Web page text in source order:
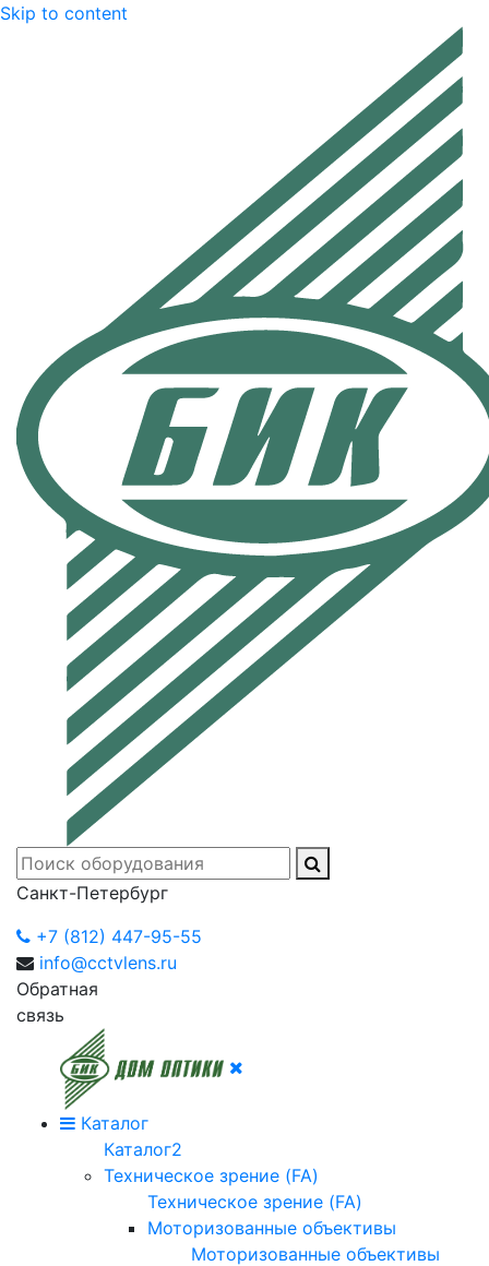
Skip to content
Санкт-Петербург
+7 (812) 447-95-55
info@cctvlens.ru
Обратная
связь
Каталог
Каталог2
Техническое зрение (FA)
Техническое зрение (FA)
Моторизованные объективы
Моторизованные объективы